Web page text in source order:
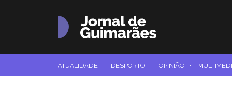
ATUALIDADE · DESPORTO · OPINIÃO ·